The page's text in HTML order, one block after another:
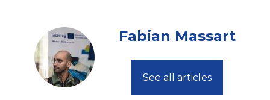
Fabian Massart
See all articles